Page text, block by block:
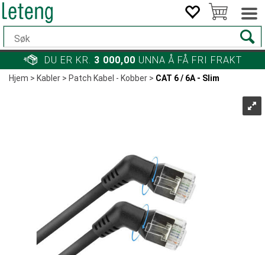
DU ER KR. 3 000,00 UNNA Å FÅ FRI FRAKT
Hjem>Kabler>Patch Kabel - Kobber>CAT 6 / 6A - Slim